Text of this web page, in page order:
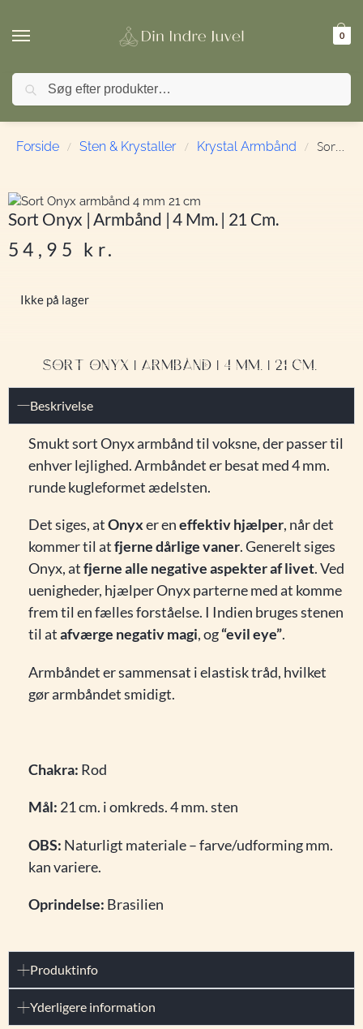
0
🚚 FRI FRAGT ved køb over 499,- | ⭐ TrustPilot 4,9 / 5
Forside / Sten & Krystaller / Krystal Armbånd / Sort Onyx | Armbånd | 4 mm. | 21 cm.
Sort Onyx | Armbånd | 4 Mm. | 21 Cm.
54,95 kr.
Ikke på lager
SORT ONYX | ARMBÅND | 4 MM. | 21 CM.
Beskrivelse
Smukt sort Onyx armbånd til voksne, der passer til
enhver lejlighed. Armbåndet er besat med 4 mm.
runde kugleformet ædelsten.
Det siges, atOnyxer eneffektiv hjælper, når det
kommer til atfjerne dårlige vaner. Generelt siges
Onyx, atfjerne alle negative aspekter af livet. Ved
uenigheder, hjælper Onyx parterne med at komme
frem til en fælles forståelse. I Indien bruges stenen
til atafværge negativ magi, og“evil eye”.
Armbåndet er sammensat i elastisk tråd, hvilket
gør armbåndet smidigt.
Chakra: Rod
Mål: 21 cm. i omkreds. 4 mm. sten
OBS: Naturligt materiale – farve/udforming mm.
kan variere.
Oprindelse: Brasilien
Produktinfo
Yderligere information